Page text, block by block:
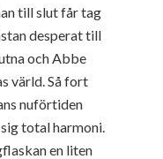
till slut får tag
desperat till
och Abbe
värld. Så fort
nuförtiden
total harmoni.
en liten